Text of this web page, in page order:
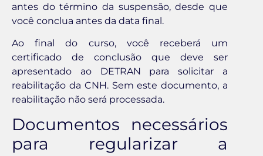
antes do término da suspensão, desde que
você conclua antes da data final.
Ao final do curso, você receberá um
certificado de conclusão que deve ser
apresentado ao DETRAN para solicitar a
reabilitação da CNH. Sem este documento, a
reabilitação não será processada.
Documentos necessários
para regularizar a